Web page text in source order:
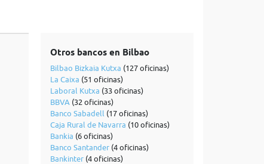
Otros bancos en Bilbao
Bilbao Bizkaia Kutxa (127 oficinas)
La Caixa (51 oficinas)
Laboral Kutxa (33 oficinas)
BBVA (32 oficinas)
Banco Sabadell (17 oficinas)
Caja Rural de Navarra (10 oficinas)
Bankia (6 oficinas)
Banco Santander(4 oficinas)
Bankinter(4 oficinas)